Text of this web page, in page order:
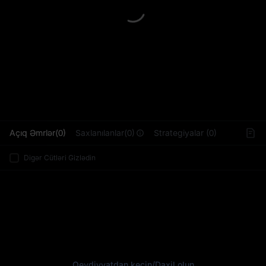
Açıq Əmrlər(0) Saxlanılanlar(0) Strategiyalar (0)
Digər Cütləri Gizlədin